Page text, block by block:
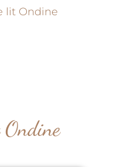
lit Ondine
Ondine